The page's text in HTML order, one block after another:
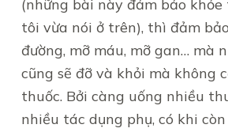
(những bài này đảm bảo
tôi vừa nói ở trên), thì đảm
đường, mỡ máu, mỡ gan… mà
cũng sẽ đỡ và khỏi mà không
thuốc. Bởi càng uống nhiều
nhiều tác dụng phụ, có khi